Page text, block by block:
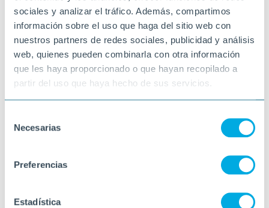
sociales y analizar el tráfico. Además, compartimos
información sobre el uso que haga del sitio web con
nuestros partners de redes sociales, publicidad y análisis
web, quienes pueden combinarla con otra información
que les haya proporcionado o que hayan recopilado a
partir del uso que haya hecho de sus servicios.
Necesarias
Preferencias
Estadística
Les pintures estan exposades al passadís
situat darrere la recepció del centre.
Convidem a usuaris i familiars a aturar-se a
contemplar-les i connectar amb l’expressió
que cada pintura reflecteix.
Perquè l’art és un mitjà per connectar amb
un mateix i amb els altres al llarg de tota la
RIUDOMS